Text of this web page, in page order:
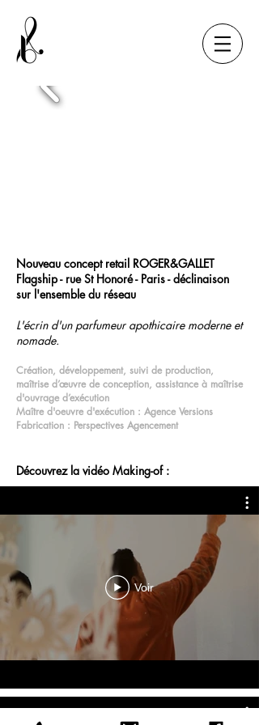
Voir
Nouveau concept retail ROGER&GALLET
Flagship - rue St Honoré - Paris - déclinaison
sur l'ensemble du réseau
L'écrin d'un parfumeur apothicaire moderne et
nomade.
Création, développement, suivi de production,
maîtrise d’œuvre de conception, assistance à maîtrise
d'ouvrage d’exécution
Maître d'oeuvre d'exécution : Agence Versions
Fabrication : Perspectives Agencement
Découvrez la vidéo Making-of :